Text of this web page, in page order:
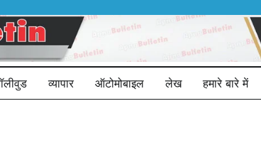
व्यापार ऑटोमोबाइल लेख हमारे बारे में